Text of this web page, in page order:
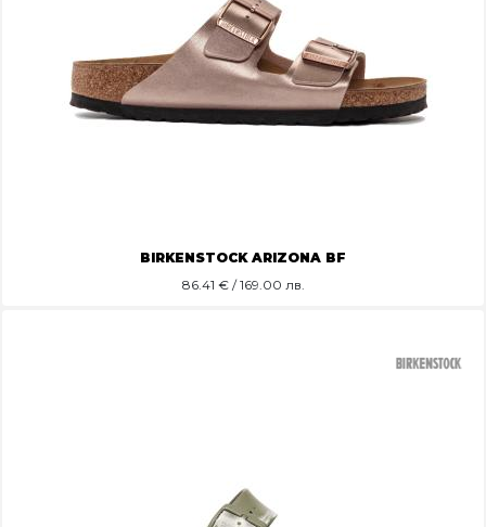
BIRKENSTOCK ARIZONA BF
86.41 € / 169.00 лв.